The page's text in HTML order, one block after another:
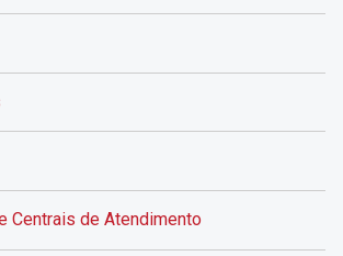
Centrais de Atendimento